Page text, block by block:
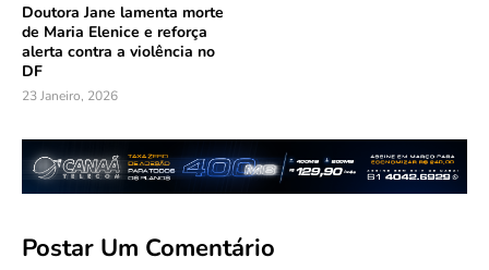
Doutora Jane lamenta morte
de Maria Elenice e reforça
alerta contra a violência no
DF
23 Janeiro, 2026
Postar Um Comentário